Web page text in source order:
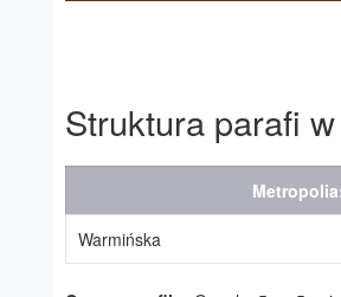
Struktura parafi
Warmińska